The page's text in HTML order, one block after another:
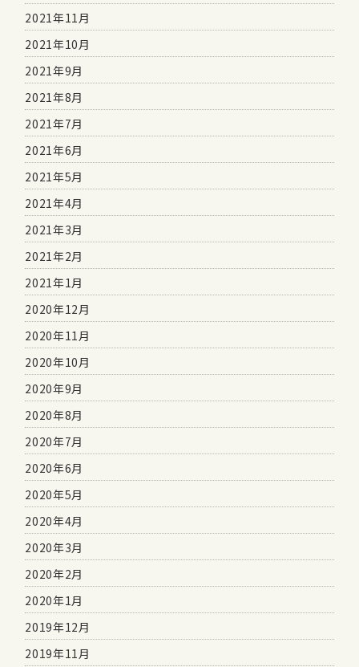
2021年11月
2021年10月
2021年9月
2021年8月
2021年7月
2021年6月
2021年5月
2021年4月
2021年3月
2021年2月
2021年1月
2020年12月
2020年11月
2020年10月
2020年9月
2020年8月
2020年7月
2020年6月
2020年5月
2020年4月
2020年3月
2020年2月
2020年1月
2019年12月
2019年11月